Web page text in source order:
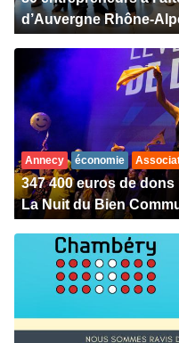
d’Auvergne Rhône-
Annecy économie
347 400 euros de
La Nuit du Bien